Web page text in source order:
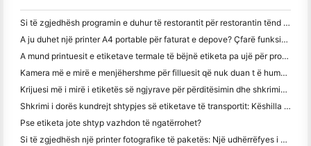
Si të zgjedhësh programin e duhur të restorantit për restorantin tënd të vogël apo të mesëm
A ju duhet një printer A4 portable për faturat e depove? Çfarë funksionon?
A mund printuesit e etiketave termale të bëjnë etiketa pa ujë për prodhimet e biznesit të vogël?
Kamera më e mirë e menjëhershme për filluesit që nuk duan t ë humbin letër
Krijuesi më i mirë i etiketës së ngjyrave për përditësimin dhe shkrimin: Shto më shumë ngjyrë në çdo faqe
Shkrimi i dorës kundrejt shtypjes së etiketave të transportit: Këshilla për bizneset e vogla në vitin 2026
Pse etiketa jote shtyp vazhdon të ngatërrohet?
Si të zgjedhësh një printer fotografike të paketës: Një udhërrëfyes i plotë për përdoruesit e gazetave, udhëtimit dhe iPhone